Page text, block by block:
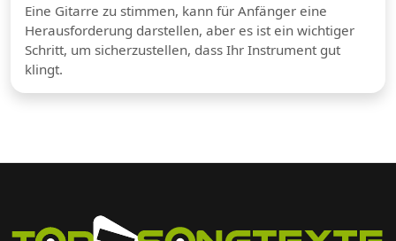
Eine Gitarre zu stimmen, kann für Anfänger eine
Herausforderung darstellen, aber es ist ein wichtiger
Schritt, um sicherzustellen, dass Ihr Instrument gut
klingt.